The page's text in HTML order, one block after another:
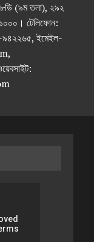
৮ডি (৯ম তলা), ২৯২
১০০০। টেলিফোন:
ইমেইল-